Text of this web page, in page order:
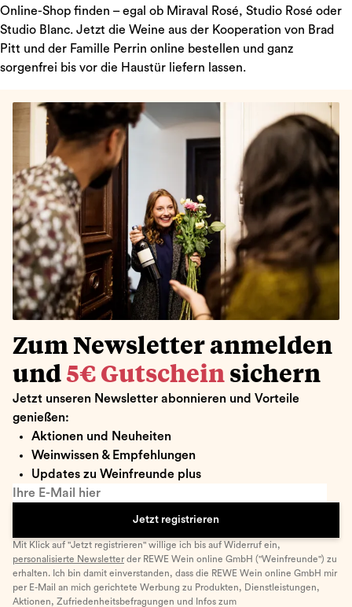
Online-Shop finden – egal ob Miraval Rosé, Studio Rosé oder
Studio Blanc. Jetzt die Weine aus der Kooperation von Brad
Pitt und der Famille Perrin online bestellen und ganz
sorgenfrei bis vor die Haustür liefern lassen.
Zum Newsletter anmelden
und 5€ Gutschein sichern
Jetzt unseren Newsletter abonnieren und Vorteile
genießen:
Aktionen und Neuheiten
Weinwissen & Empfehlungen
Updates zu Weinfreunde plus
Ihre E-Mail hier
Jetzt registrieren
Mit Klick auf "Jetzt registrieren" willige ich bis auf Widerruf ein,
personalisierte Newsletter der REWE Wein online GmbH ("Weinfreunde") zu
erhalten. Ich bin damit einverstanden, dass die REWE Wein online GmbH mir
per E-Mail an mich gerichtete Werbung zu Produkten, Dienstleistungen,
Aktionen, Zufriedenheitsbefragungen und Infos zum